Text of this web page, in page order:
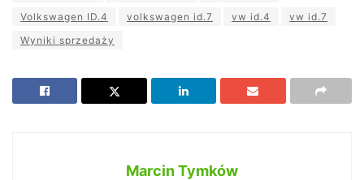
Volkswagen ID.4
volkswagen id.7 vw id.4
vw id.7
Wyniki sprzedaży
Marcin Tymków